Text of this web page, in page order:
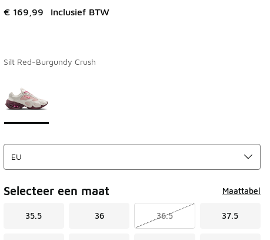
€ 169,99 Inclusief BTW
Silt Red-Burgundy Crush
Selecteer een maat Maattabel
35.5 36 36.5 37.5